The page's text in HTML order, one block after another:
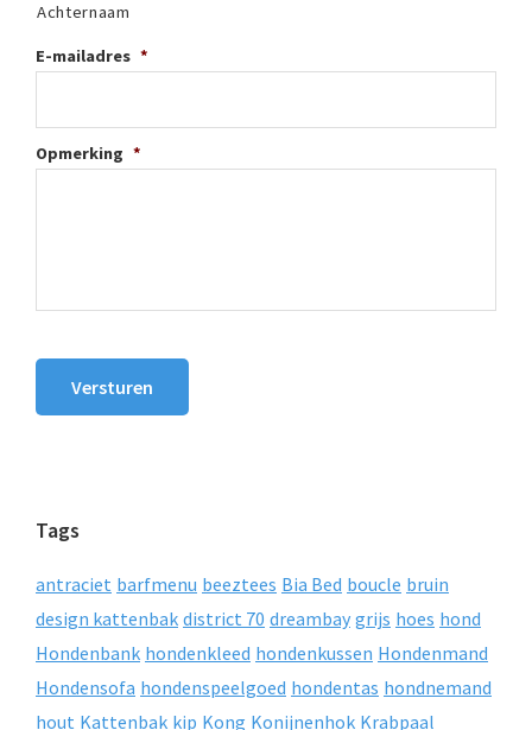
Achternaam
E-mailadres *
Opmerking *
Versturen
Tags
antraciet barfmenu beeztees Bia Bed boucle bruin
design kattenbak district 70 dreambay grijs hoes hond
Hondenbank hondenkleed hondenkussen Hondenmand
Hondensofa hondenspeelgoed hondentas hondnemand
hout Kattenbak kip Kong Konijnenhok Krabpaal